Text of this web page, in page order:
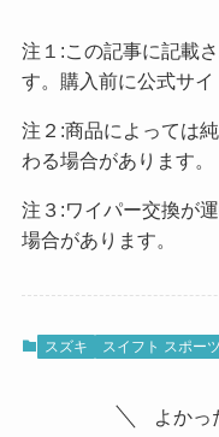
注１:この記事に記載
す。購入前に公式サイ
注２:商品によっては
わる場合があります。
注３:ワイパー交換が
場合があります。
スズキ スイフト スポーツ
よかっ